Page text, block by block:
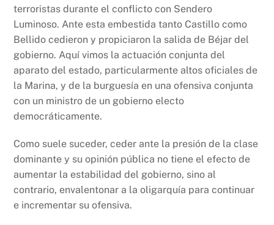
terroristas durante el conflicto con Sendero
Luminoso. Ante esta embestida tanto Castillo como
Bellido cedieron y propiciaron la salida de Béjar del
gobierno. Aquí vimos la actuación conjunta del
aparato del estado, particularmente altos oficiales de
la Marina, y de la burguesía en una ofensiva conjunta
con un ministro de un gobierno electo
democráticamente.
Como suele suceder, ceder ante la presión de la clase
dominante y su opinión pública no tiene el efecto de
aumentar la estabilidad del gobierno, sino al
contrario, envalentonar a la oligarquía para continuar
e incrementar su ofensiva.